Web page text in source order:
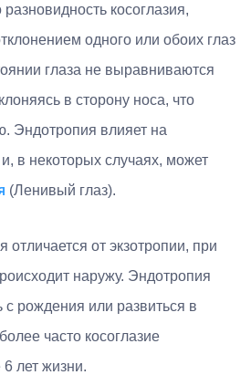
разновидность косоглазия,
одного или обоих глаз
глаза не выравниваются
в сторону носа, что
Эндотропия влияет на
в некоторых случаях, может
(Ленивый глаз).
от экзотропии, при
наружу. Эндотропия
с рождения или развиться в
часто косоглазие
лет жизни.